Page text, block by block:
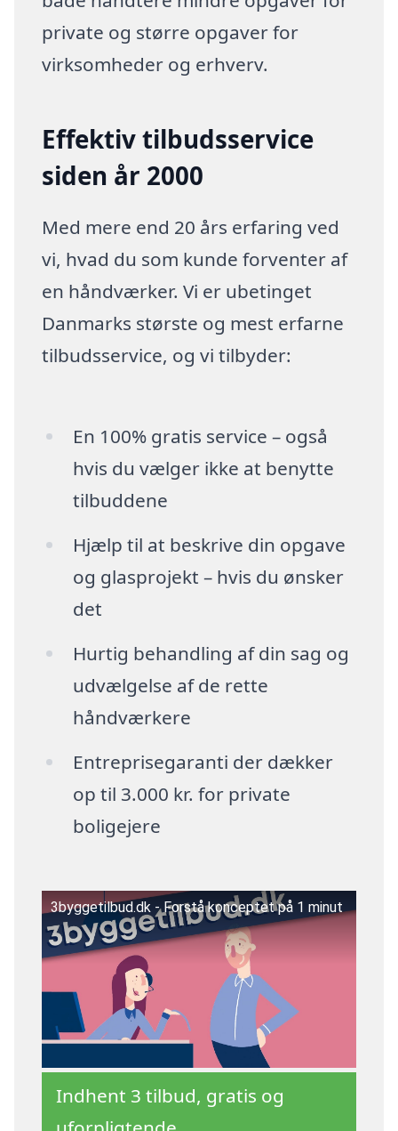
private og større opgaver for
virksomheder og erhverv.
Effektiv tilbudsservice
siden år 2000
Med mere end 20 års erfaring ved
vi, hvad du som kunde forventer af
en håndværker. Vi er ubetinget
Danmarks største og mest erfarne
tilbudsservice, og vi tilbyder:
En 100% gratis service – også
hvis du vælger ikke at benytte
tilbuddene
Hjælp til at beskrive din opgave
og glasprojekt – hvis du ønsker
det
Hurtig behandling af din sag og
udvælgelse af de rette
håndværkere
Entreprisegaranti der dækker
op til 3.000 kr. for private
boligejere
3byggetilbud.dk - Forstå konceptet på 1 minut
Indhent 3 tilbud, gratis og